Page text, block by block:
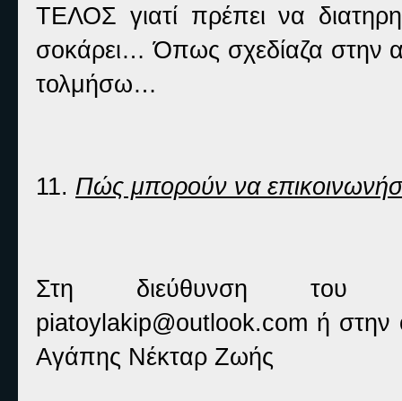
ΤΕΛΟΣ γιατί πρέπει να
σοκάρει… Όπως σχεδίαζα στην
τολμήσω…
11. Πώς μπορούν να
Στη διεύθυνση του
piatoylakip@outlook.com ή στην
Αγάπης Νέκταρ Ζωής